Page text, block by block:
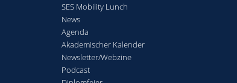
SES Mobility Lunch
News
Agenda
Akademischer Kalender
Newsletter/Webzine
Podcast